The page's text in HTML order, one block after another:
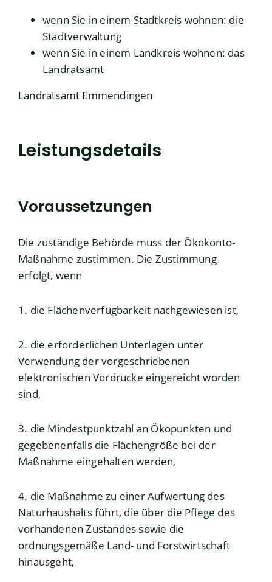
wenn Sie in einem Stadtkreis wohnen: die
Stadtverwaltung
wenn Sie in einem Landkreis wohnen: das
Landratsamt
Landratsamt Emmendingen
Leistungsdetails
Voraussetzungen
Die zuständige Behörde muss der Ökokonto-
Maßnahme zustimmen. Die Zustimmung
erfolgt, wenn
1. die Flächenverfügbarkeit nachgewiesen ist,
2. die erforderlichen Unterlagen unter
Verwendung der vorgeschriebenen
elektronischen Vordrucke eingereicht worden
sind,
3. die Mindestpunktzahl an Ökopunkten und
gegebenenfalls die Flächengröße bei der
Maßnahme eingehalten werden,
4. die Maßnahme zu einer Aufwertung des
Naturhaushalts führt, die über die Pflege des
vorhandenen Zustandes sowie die
ordnungsgemäße Land- und Forstwirtschaft
hinausgeht,